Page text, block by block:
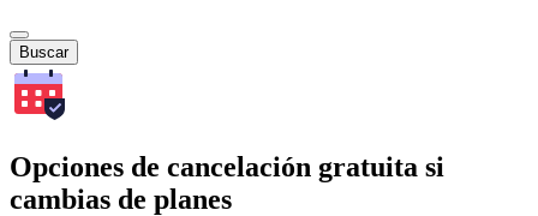
Buscar
Opciones de cancelación gratuita si
cambias de planes